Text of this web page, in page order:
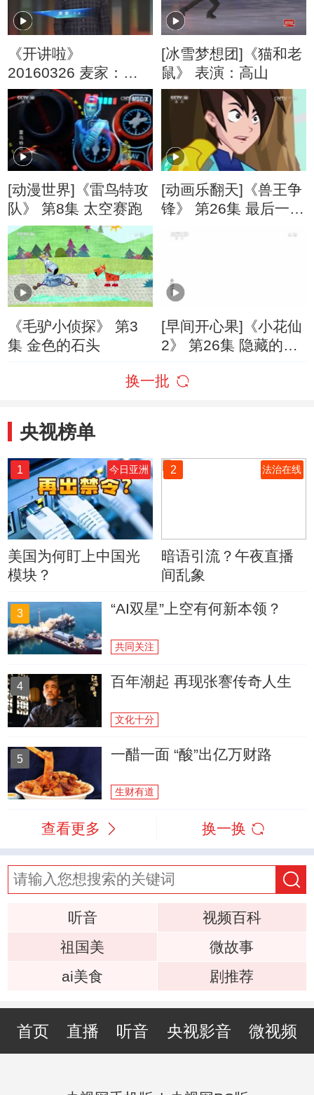
《开讲啦》
20160326 麦家：我
想重新出发 坐船去伦
敦
[冰雪梦想团]《猫和老
鼠》 表演：高山
[动漫世界]《雷鸟特攻
队》 第8集 太空赛跑
[动画乐翻天]《兽王争
锋》 第26集 最后一只
《毛驴小侦探》 第3
集 金色的石头
[早间开心果]《小花仙
2》 第26集 隐藏的真
换一批
央视榜单
1 今日亚洲
美国为何盯上中国光
模块？
2 法治在线
暗语引流？午夜直播
间乱象
3 “AI双星”上空有何新本领？
共同关注
4 百年潮起 再现张謇传奇人生
文化十分
5 一醋一面 “酸”出亿万财路
生财有道
查看更多 换一换
听音
视频百科
祖国美
微故事
ai美食
剧推荐
首页 直播 听音 央视影音 微视频